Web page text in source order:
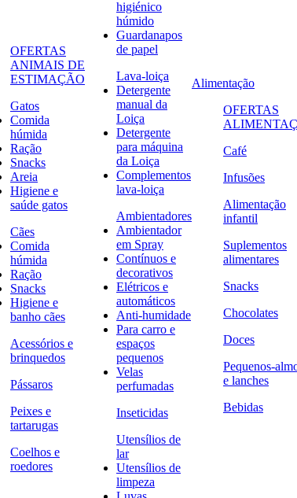
OFERTAS
ANIMAIS DE
ESTIMAÇÃO
Gatos
Comida
húmida
Ração
Snacks
Areia
Higiene e
saúde gatos
Cães
Comida
húmida
Ração
Snacks
Higiene e
banho cães
Acessórios e
brinquedos
Pássaros
Peixes e
tartarugas
Coelhos e
roedores
higiénico
húmido
Guardanapos
de papel
Lava-loiça
Detergente
manual da
Loiça
Detergente
para máquina
da Loiça
Complementos
lava-loiça
Ambientadores
Ambientador
em Spray
Contínuos e
decorativos
Elétricos e
automáticos
Anti-humidade
Para carro e
espaços
pequenos
Velas
perfumadas
Inseticidas
Utensílios de
lar
Utensílios de
limpeza
Alimentação
OFERTAS
Café
Infusões
Alimentação
infantil
Suplementos
alimentares
Snacks
Chocolates
Doces
Pequenos-
e lanches
Bebidas